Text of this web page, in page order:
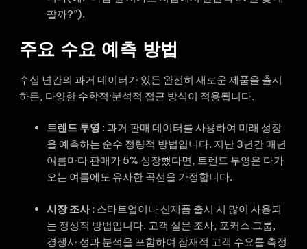
팔까?”).
주요 수요 예측 방법
수십 년간의 과거 데이터가 있든 완전히 새로운 제품을 출시
하든, 다양한 수학적·분석적 접근 방식이 적용됩니다.
트렌드 투영 : 과거 판매 데이터를 사용하여 미래 성장
을 예측하는 순수 정량적 방법입니다. 지난 3년간 매년
여름마다 판매가 5% 성장했다면, 트렌드 투영은 다가
오는 여름에도 유사한 곡선을 가정합니다.
시장 조사: 스타트업이나 신제품 출시 시 많이 사용되
는 정성적 방법입니다. 고객 설문 조사, 포커스 그룹,
경쟁사 성과 분석을 포함하여 잠재적 고객 수요를 측정